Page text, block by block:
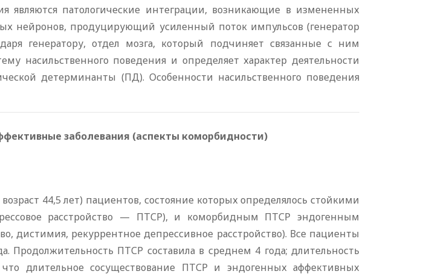
являются патологические интеграции, возникающие в измененных
нейронов, продуцирующий усиленный поток импульсов (генератор
генератору, отдел мозга, который подчиняет связанные с ним
насильственного поведения и определяет характер деятельности
детерминанты (ПД). Особенности насильственного поведения
заболевания (аспекты коморбидности)
44,5 лет) пациентов, состояние которых определялось стойкими
расстройство — ПТСР), и коморбидным ПТСР эндогенным
дистимия, рекуррентное депрессивное расстройство). Все пациенты
Продолжительность ПТСР составила в среднем 4 года; длительность
длительное сосуществование ПТСР и эндогенных аффективных